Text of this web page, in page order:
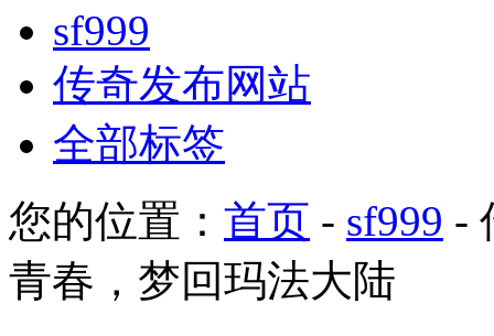
sf999
传奇发布网站
全部标签
您的位置： 首页 - sf999 -
青春，梦回玛法大陆